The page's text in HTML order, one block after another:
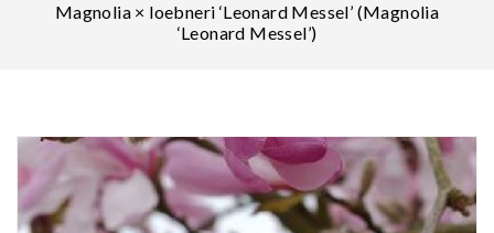
Magnolia × loebneri ‘Leonard Messel’ (Magnolia
‘Leonard Messel’)